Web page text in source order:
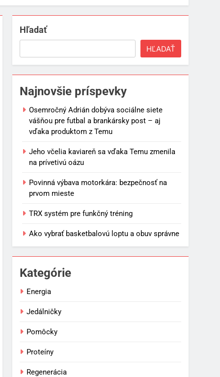
Hľadať
HĽADAŤ
Najnovšie príspevky
Osemročný Adrián dobýva sociálne siete
vášňou pre futbal a brankársky post – aj
vďaka produktom z Temu
Jeho včelia kaviareň sa vďaka Temu zmenila
na prívetivú oázu
Povinná výbava motorkára: bezpečnosť na
prvom mieste
TRX systém pre funkčný tréning
Ako vybrať basketbalovú loptu a obuv správne
Kategórie
Energia
Jedálničky
Pomôcky
Proteíny
Regenerácia